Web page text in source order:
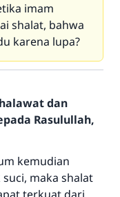
imam
shalat, bahwa
karena lupa?
dan
Rasulullah,
kemudian
maka shalat